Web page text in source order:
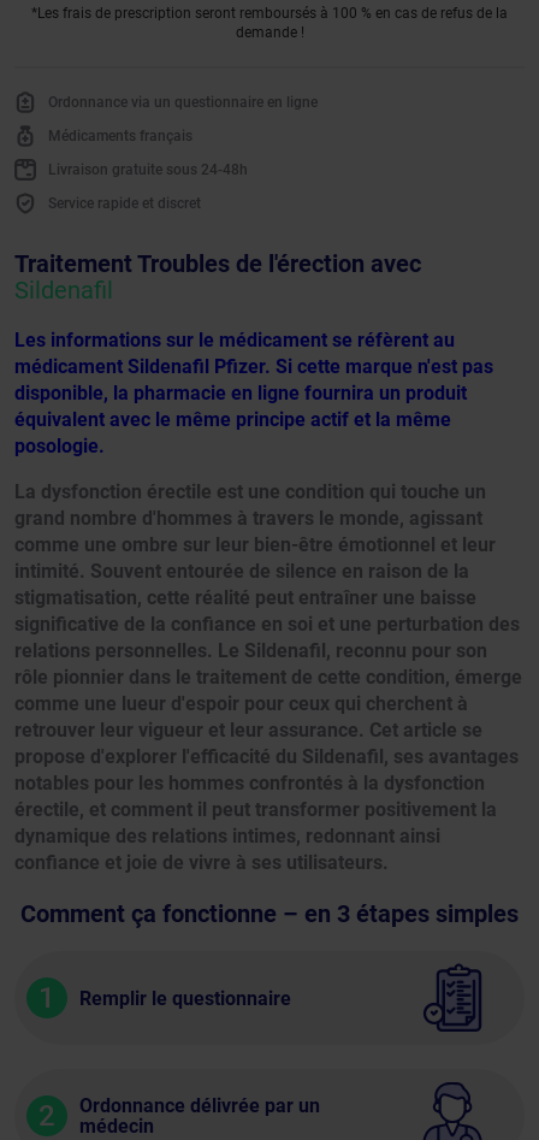
*Les frais de prescription seront remboursés à 100 % en cas de refus de la
demande !
Ordonnance via un questionnaire en ligne
Médicaments français
Livraison gratuite sous 24-48h
Service rapide et discret
Traitement Troubles de l'érection avec
Sildenafil
Les informations sur le médicament se réfèrent au
médicament Sildenafil Pfizer. Si cette marque n'est pas
disponible, la pharmacie en ligne fournira un produit
équivalent avec le même principe actif et la même
posologie.
La dysfonction érectile est une condition qui touche un
grand nombre d'hommes à travers le monde, agissant
comme une ombre sur leur bien-être émotionnel et leur
intimité. Souvent entourée de silence en raison de la
stigmatisation, cette réalité peut entraîner une baisse
significative de la confiance en soi et une perturbation des
relations personnelles. Le Sildenafil, reconnu pour son
rôle pionnier dans le traitement de cette condition, émerge
comme une lueur d'espoir pour ceux qui cherchent à
retrouver leur vigueur et leur assurance. Cet article se
propose d'explorer l'efficacité du Sildenafil, ses avantages
notables pour les hommes confrontés à la dysfonction
érectile, et comment il peut transformer positivement la
dynamique des relations intimes, redonnant ainsi
confiance et joie de vivre à ses utilisateurs.
Comment ça fonctionne – en 3 étapes simples
1 Remplir le questionnaire
2
Ordonnance délivrée par un
médecin